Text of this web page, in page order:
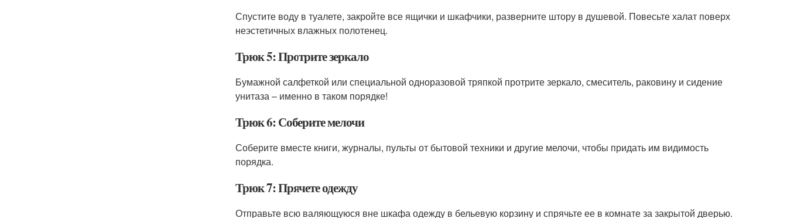
Спустите воду в туалете, закройте все ящички и шкафчики, разверните штору в душевой. Повесьте халат поверх
неэстетичных влажных полотенец.
Трюк 5: Протрите зеркало
Бумажной салфеткой или специальной одноразовой тряпкой протрите зеркало, смеситель, раковину и сидение
унитаза – именно в таком порядке!
Трюк 6: Соберите мелочи
Соберите вместе книги, журналы, пульты от бытовой техники и другие мелочи, чтобы придать им видимость
порядка.
Трюк 7: Прячете одежду
Отправьте всю валяющуюся вне шкафа одежду в бельевую корзину и спрячьте ее в комнате за закрытой дверью.